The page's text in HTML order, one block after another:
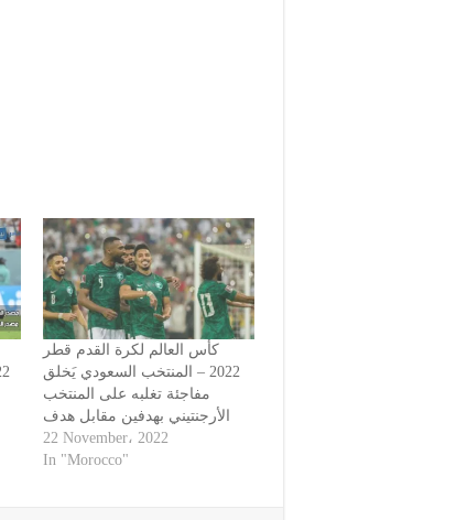
كأس العالم لكرة القدم قطر
2022 – المنتخب السعودي يَخلق
مفاجئة تغلبه على المنتخب
الأرجنتيني بهدفين مقابل هدف
22 November، 2022
In "Morocco"